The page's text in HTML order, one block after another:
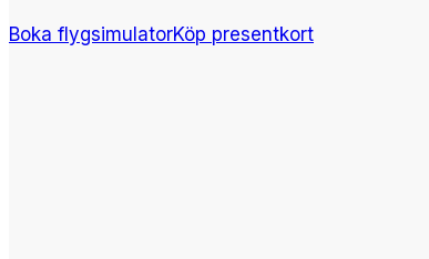
Boka flygsimulatorKöp presentkort